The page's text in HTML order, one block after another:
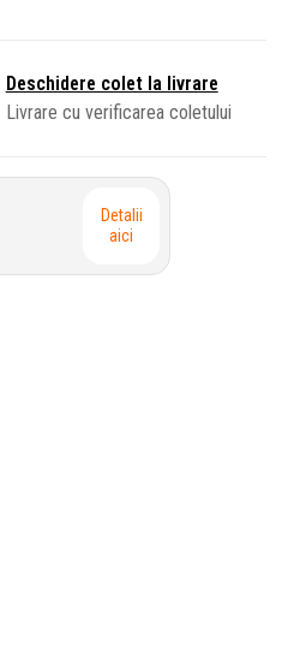
Deschidere colet la livrare
Livrare cu verificarea coletului
Detalii
aici